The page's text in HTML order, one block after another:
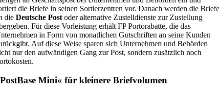
die Briefe in seinen Sortierzentren vor. Danach werden die
dieDeutsche Post oder alternative Zustelldienste zur Zustellung
Für diese Vorleistung erhält FP Portorabatte, die das
in Form von monatlichen Gutschriften an seine Kunden
Auf diese Weise sparen sich Unternehmen und Behörden
nur den aufwändigen Gang zur Post, sondern zusätzlich noch
Mini« für kleinere Briefvolumen